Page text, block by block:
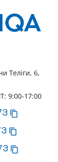
Теліги, 6,
9:00-17:00